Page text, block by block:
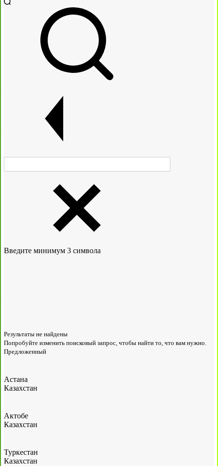
Введите минимум 3 символа
Результаты не найдены
Попробуйте изменить поисковый запрос, чтобы найти то, что вам нужно.
Предложенный
Астана
Казахстан
Актобе
Казахстан
Туркестан
Казахстан